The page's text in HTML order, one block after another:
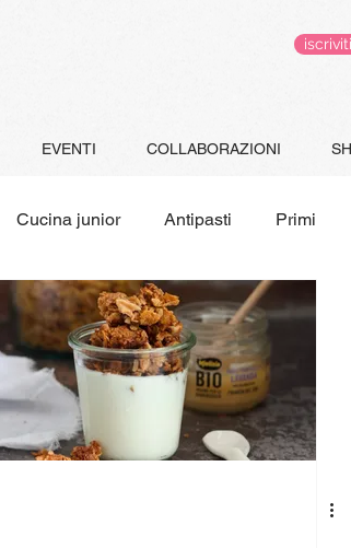
EVENTI COLLABORAZIONI
Cucina junior Antipasti Primi
Le pappe di Jacopo Speciale